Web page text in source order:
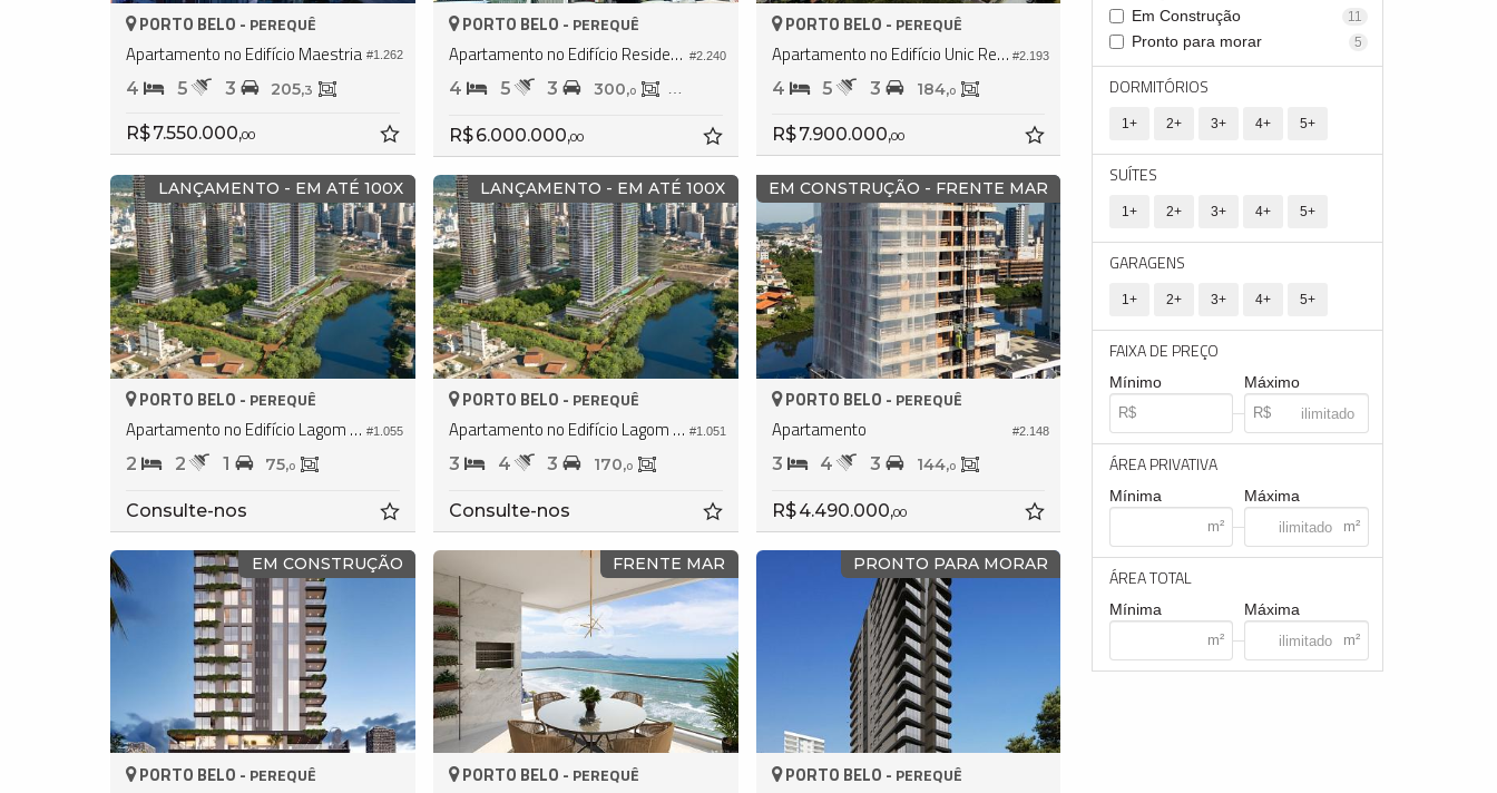
Em Construção 11
Pronto para morar 5
DORMITÓRIOS
1+ 2+ 3+ 4+ 5+
SUÍTES
1+ 2+ 3+ 4+ 5+
GARAGENS
1+ 2+ 3+ 4+ 5+
FAIXA DE PREÇO
Mínimo Máximo
ÁREA PRIVATIVA
Mínima Máxima
ÁREA TOTAL
Mínima Máxima
#1.262
PORTO BELO - PEREQUÊ
Apartamento no Edifício Maestria
4 5 3 205,3
R$ 7.550.000,00
#2.240
PORTO BELO - PEREQUÊ
Apartamento no Edifício Residencial Singapore
4 5 3 300,0 220,
R$ 6.000.000,00
#2.193
PORTO BELO - PEREQUÊ
Apartamento no Edifício Unic Residence
4 5 3 184,0
R$ 7.900.000,00
LANÇAMENTO - EM ATÉ 100X
#1.055
PORTO BELO - PEREQUÊ
Apartamento no Edifício Lagom Perequê
2 2 1 75,0
Consulte-nos
LANÇAMENTO - EM ATÉ 100X
#1.051
PORTO BELO - PEREQUÊ
Apartamento no Edifício Lagom Perequê
3 4 3 170,0
Consulte-nos
EM CONSTRUÇÃO - FRENTE MAR
#2.148
PORTO BELO - PEREQUÊ
Apartamento
3 4 3 144,0
R$ 4.490.000,00
EM CONSTRUÇÃO
PORTO BELO - PEREQUÊ
FRENTE MAR
PORTO BELO - PEREQUÊ
PRONTO PARA MORAR
PORTO BELO - PEREQUÊ